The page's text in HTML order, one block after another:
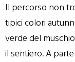
Il percorso non
tipici colori
verde del
il sentiero. A